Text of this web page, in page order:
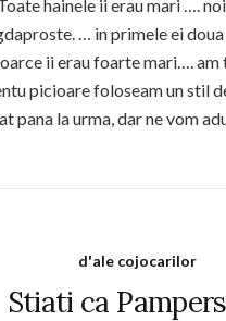
hainele ii erau mari ….
… in primele ei
ii erau foarte mari….
picioare foloseam un stil
pana la urma, dar ne vom
d'ale cojocarilor
Stiati ca